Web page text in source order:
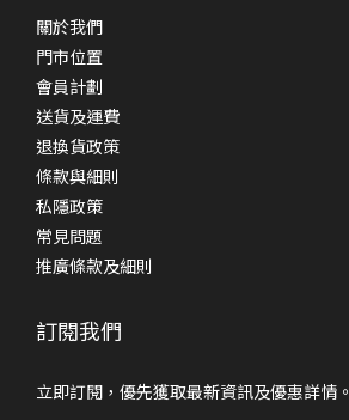
關於我們
門市位置
會員計劃
送貨及運費
退換貨政策
條款與細則
私隱政策
常見問題
推廣條款及細則
訂閱我們
立即訂閱，優先獲取最新資訊及優惠詳情。